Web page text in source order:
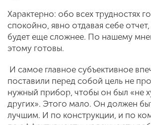
Характерно: обо всех трудностях
спокойно, явно отдавая себе
будет еще сложнее. По нашему
этому готовы.
И самое главное субъективное
поставили перед собой цель не
нужный прибор, чтобы он был «не
других». Этого мало. Он должен
лучшим. И по конструкции, и по